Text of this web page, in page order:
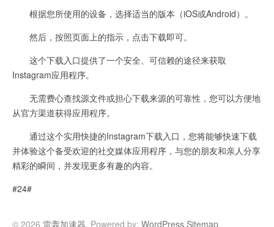
根据您所使用的设备，选择适当的版本（iOS或Android）。
然后，按照页面上的指示，点击下载即可。
这个下载入口提供了一个安全、可信赖的途径来获取
Instagram应用程序。
无需费心查找源文件或担心下载来源的可靠性，您可以方便地
从官方渠道获得应用程序。
通过这个实用快捷的Instagram下载入口，您将能够快速下载
并体验这个备受欢迎的社交媒体应用程序，与您的朋友和亲人分享
精彩的瞬间，并发现更多有趣的内容。
#24#
© 2026 雷轰加速器. Powered by: WordPress.Sitemap.